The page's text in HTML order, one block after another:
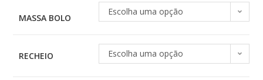
MASSA BOLO
Escolha uma opção
RECHEIO Escolha uma opção